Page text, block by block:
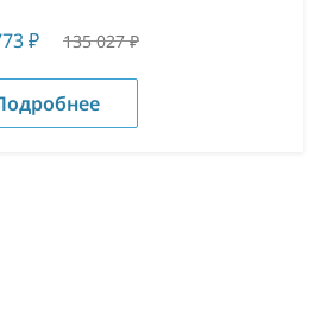
₽ 135 027₽